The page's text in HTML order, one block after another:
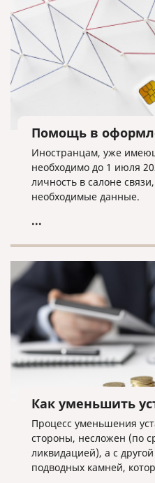
Помощь в
Иностранцам, уже
необходимо до 1 июля
личность в салоне
необходимые данные.
...
Как уменьшить
Процесс уменьшения
стороны, несложен (по
ликвидацией), а с
подводных камней,